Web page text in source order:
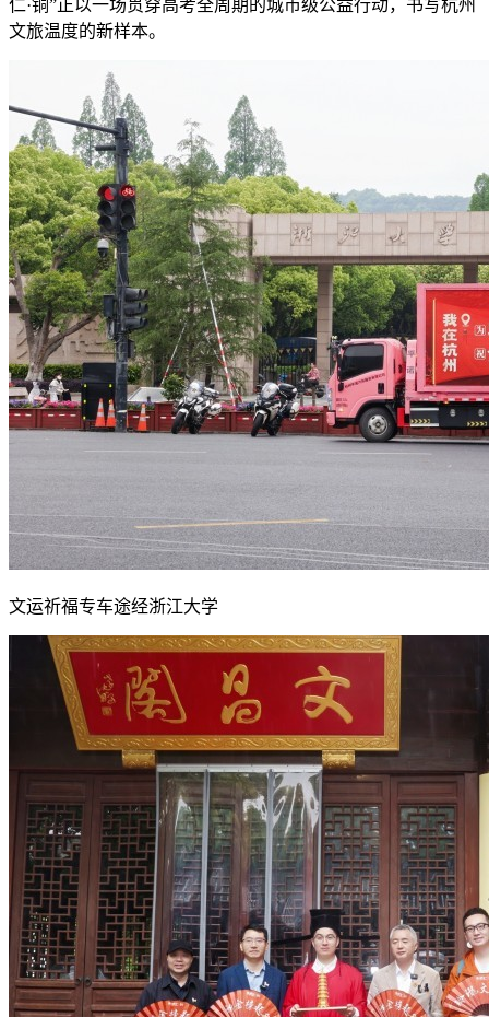
仁·铜”正以一场贯穿高考全周期的城市级公益行动，书写杭州
文旅温度的新样本。
文运祈福专车途经浙江大学